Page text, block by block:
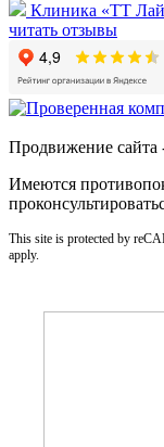
Клиника «ТТ
читать отзывы
Продвижение сайта
Имеются
This site is protected by
apply.